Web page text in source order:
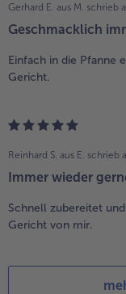
Gerhard E. aus M. schrieb
Geschmacklich
Einfach in die Pfanne
Gericht.
Reinhard S. aus E. schrieb
Immer wieder
Schnell zubereitet
Gericht von mir.